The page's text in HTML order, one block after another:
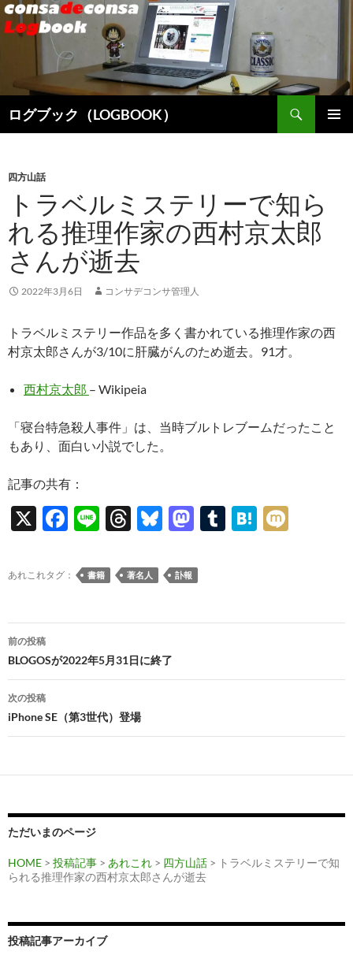
ログブック（LOGBOOK）
索
ン
ツ
ス
キ
ッ
プ
四方山話
トラベルミステリーで知ら
れる推理作家の西村京太郎
さんが逝去
2022年3月6日 コンサデコンサ管理人
トラベルミステリー作品を多く書かれている推理作家の西
村京太郎さんが3/10に肝臓がんのため逝去。91才。
西村京太郎 – Wikipeia
「寝台特急殺人事件」は、当時ブルトレブームだったこと
もあり、面白い小説でした。
記事の共有：
X
F
e
b
o
k
Li
e
T
e
a
ds
Bl
es
k
y
M
to
d
o
T
r
H
a
あれこれタグ： 書籍 著名人 訃報
投
稿
ナ
ビ
ゲ
ー
ョ
ン
前の投稿
BLOGOSが2022年5月31日に終了
次の投稿
iPhone SE（第3世代）登場
ただいまのページ
HOME > 投稿記事 > あれこれ > 四方山話 > トラベルミステリーで知
られる推理作家の西村京太郎さんが逝去
投稿記事アーカイブ